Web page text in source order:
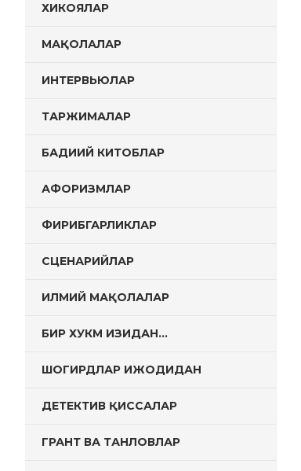
ХИКОЯЛАР
МАҚОЛАЛАР
ИНТЕРВЬЮЛАР
ТАРЖИМАЛАР
БАДИИЙ КИТОБЛАР
АФОРИЗМЛАР
ФИРИБГАРЛИКЛАР
СЦЕНАРИЙЛАР
ИЛМИЙ МАҚОЛАЛАР
БИР ХУКМ ИЗИДАН…
ШОГИРДЛАР ИЖОДИДАН
ДЕТЕКТИВ ҚИССАЛАР
ГРАНТ ВА ТАНЛОВЛАР